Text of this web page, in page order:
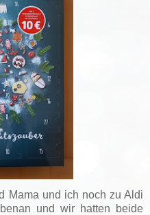
Mama und ich noch zu Aldi
und wir hatten beide